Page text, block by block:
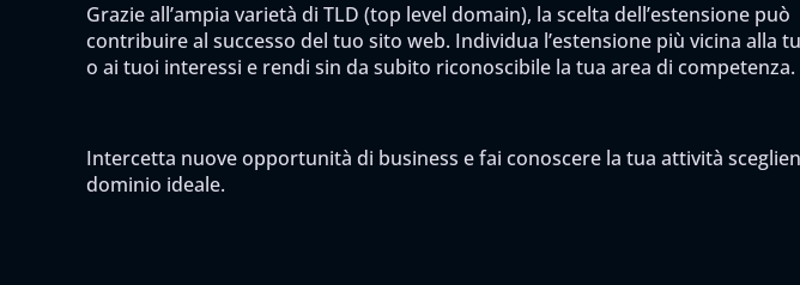
Grazie all’ampia varietà di TLD (top level domain), la scelta dell’estensione può
contribuire al successo del tuo sito web. Individua l’estensione più vicina alla
o ai tuoi interessi e rendi sin da subito riconoscibile la tua area di competenza.
Intercetta nuove opportunità di business e fai conoscere la tua attività
dominio ideale.